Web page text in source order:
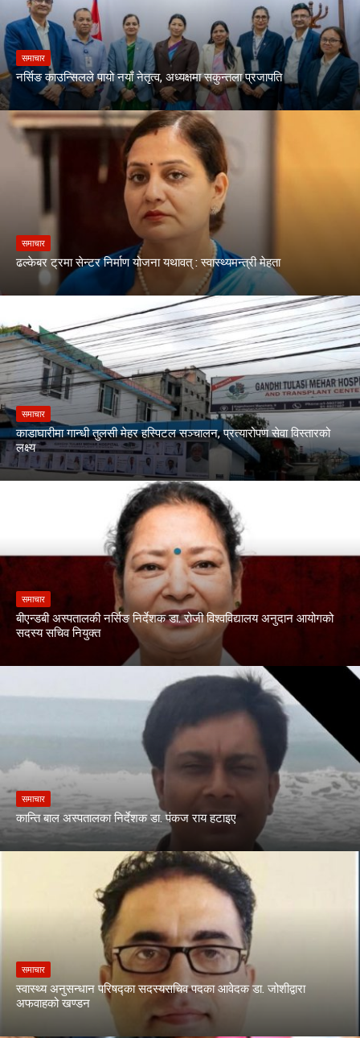
समाचार
नर्सिङ काउन्सिलले पायो नयाँ नेतृत्व, अध्यक्षमा सकुन्तला प्रजापति
समाचार
ढल्केबर ट्रमा सेन्टर निर्माण योजना यथावत् : स्वास्थ्यमन्त्री मेहता
समाचार
काडाघारीमा गान्धी तुलसी मेहर हस्पिटल सञ्चालन, प्रत्यारोपण सेवा विस्तारको
लक्ष्य
समाचार
बीएन्डबी अस्पतालकी नर्सिङ निर्देशक डा. रोजी विश्वविद्यालय अनुदान आयोगको
सदस्य सचिव नियुक्त
समाचार
कान्ति बाल अस्पतालका निर्देशक डा. पंकज राय हटाइए
समाचार
स्वास्थ्य अनुसन्धान परिषद्का सदस्यसचिव पदका आवेदक डा. जोशीद्वारा
अफवाहको खण्डन